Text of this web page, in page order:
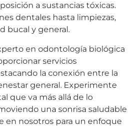
a sustancias tóxicas.
dentales hasta limpiezas,
bucal y general.
en odontología biológica
servicios
la conexión entre la
general. Experimente
que va más allá de lo
una sonrisa saludable
en nosotros para un enfoque